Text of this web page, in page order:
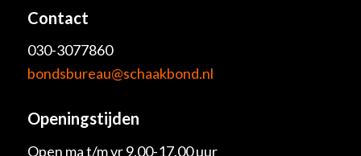
Contact
030-3077860
bondsbureau@schaakbond.nl
Openingstijden
Open ma t/m vr 9.00-17.00 uur